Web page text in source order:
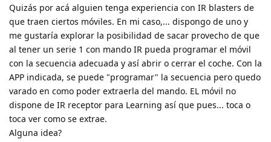
Quizás por acá alguien tenga experiencia con IR blasters de
que traen ciertos móviles. En mi caso,... dispongo de uno y
me gustaría explorar la posibilidad de sacar provecho de que
al tener un serie 1 con mando IR pueda programar el móvil
con la secuencia adecuada y así abrir o cerrar el coche. Con la
APP indicada, se puede "programar" la secuencia pero quedo
varado en como poder extraerla del mando. EL móvil no
dispone de IR receptor para Learning así que pues... toca o
toca ver como se extrae.
Alguna idea?